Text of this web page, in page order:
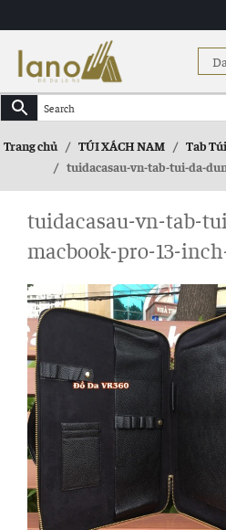
Trang chủ / TÚI XÁCH NAM / Tab
/ tuidacasau-vn-tab-tui-da-
tuidacasau-vn-tab-
macbook-pro-13-